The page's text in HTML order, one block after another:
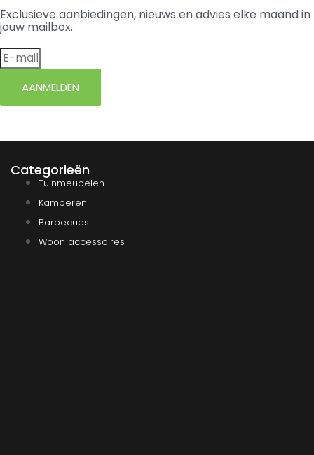
Exclusieve aanbiedingen, nieuws en advies elke maand in
jouw mailbox.
AANMELDEN
Categorieën
Tuinmeubelen
Kamperen
Barbecues
Woon accessoires